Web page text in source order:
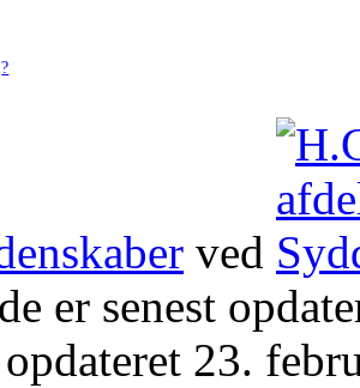
?
ved
er senest
opdateret 23.